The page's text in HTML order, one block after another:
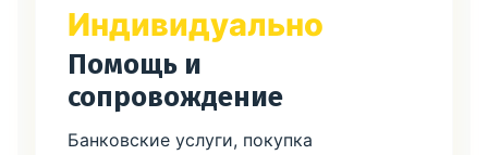
Индивидуально
Помощь и
сопровождение
Банковские услуги, покупка